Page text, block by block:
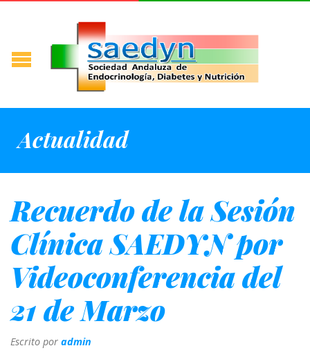
Actualidad
Recuerdo de la Sesión
Clínica SAEDYN por
Videoconferencia del
21 de Marzo
Escrito por admin